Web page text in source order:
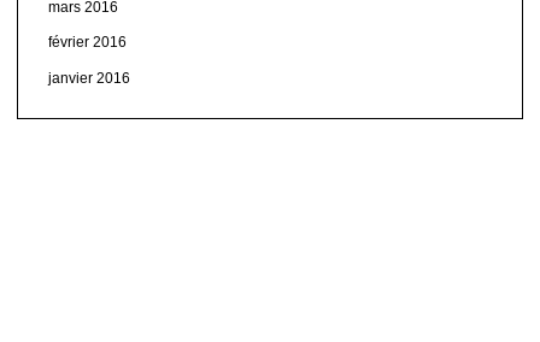
mars 2016
février 2016
janvier 2016